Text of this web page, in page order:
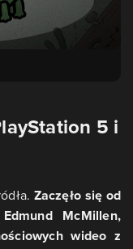
5 i
Zaczęło się od
McMillen,
wideo z